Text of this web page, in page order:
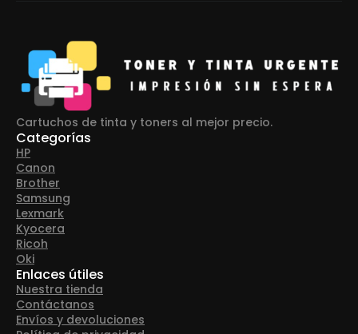
Cartuchos de tinta y toners al mejor precio.
Categorías
HP
Canon
Brother
Samsung
Lexmark
Kyocera
Ricoh
Oki
Enlaces útiles
Nuestra tienda
Contáctanos
Envíos y devoluciones